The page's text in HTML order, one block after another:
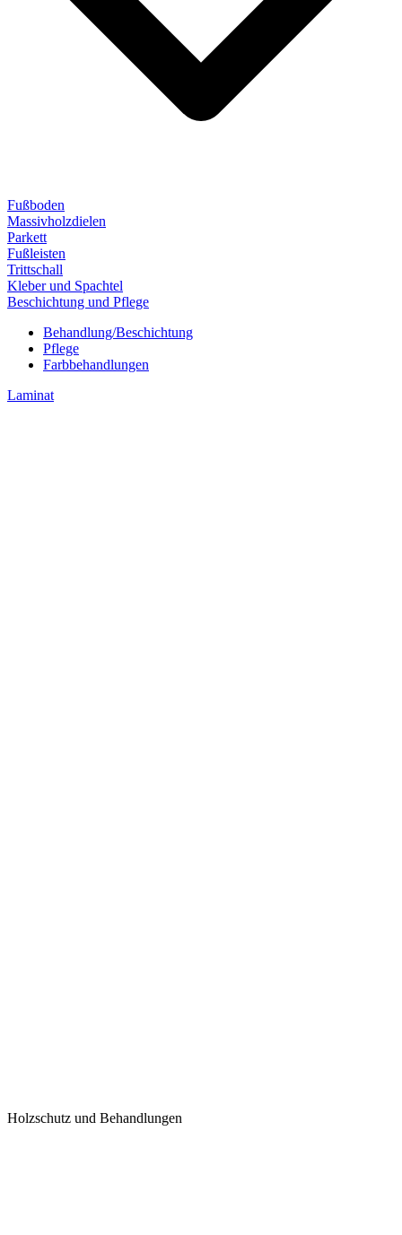
Fußboden
Massivholzdielen
Parkett
Fußleisten
Trittschall
Kleber und Spachtel
Beschichtung und Pflege
Behandlung/Beschichtung
Pflege
Farbbehandlungen
Laminat
Holzschutz und Behandlungen